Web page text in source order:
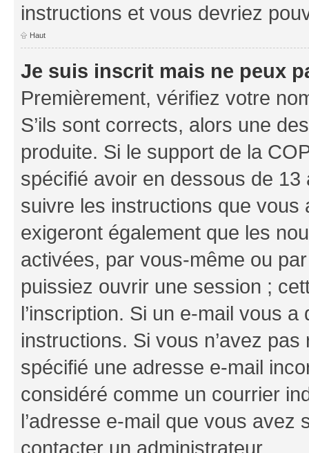
instructions et vous devriez
Haut
Je suis inscrit mais ne peux
Premièrement, vérifiez votre
S’ils sont corrects, alors une
produite. Si le support de la
spécifié avoir en dessous de 13
suivre les instructions que
exigeront également que les
activées, par vous-même ou
puissiez ouvrir une session ;
l’inscription. Si un e-mail vous
instructions. Si vous n’avez
spécifié une adresse e-mail
considéré comme un courrier
l’adresse e-mail que vous
contacter un administrateur.